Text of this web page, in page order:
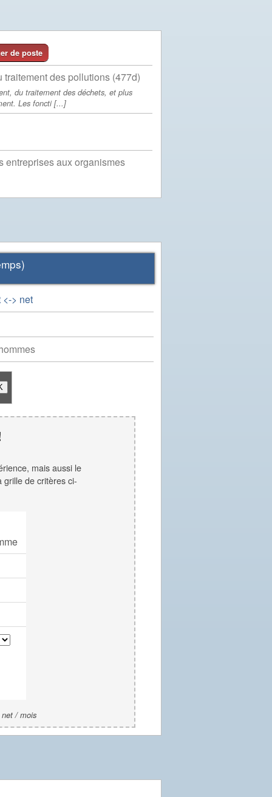
de poste
des pollutions (477d)
du traitement des déchets, et plus
Les foncti [...]
entreprises aux organismes
> net
mais aussi le
de critères ci-
/ mois